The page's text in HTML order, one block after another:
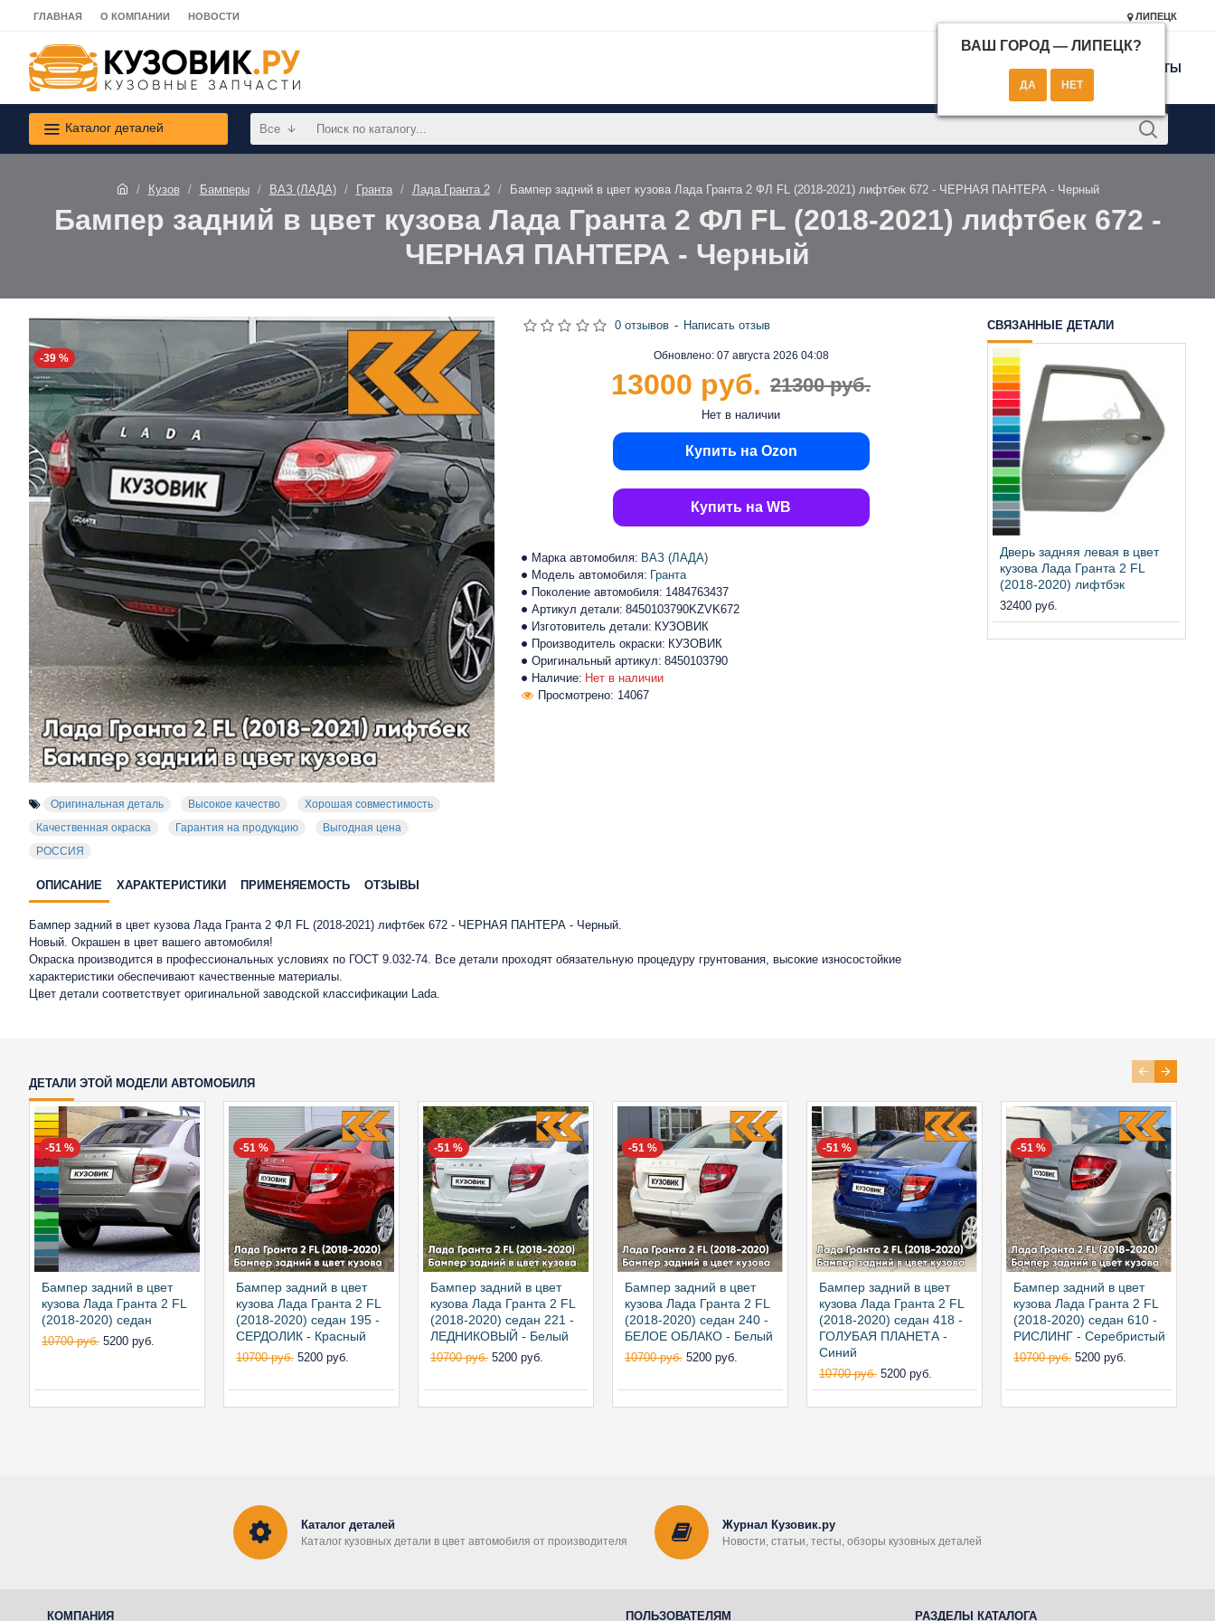
ГЛАВНАЯ О КОМПАНИИ НОВОСТИ ЛИПЕЦК
ВАШ ГОРОД — ЛИПЕЦК?
КОНТАКТЫ
Каталог деталей Все
Кузов Бамперы ВАЗ (ЛАДА) Гранта Лада Гранта 2 Бампер задний в цвет кузова Лада Гранта 2 ФЛ FL (2018-2021) лифтбек 672 - ЧЕРНАЯ ПАНТЕРА - Черный
Бампер задний в цвет кузова Лада Гранта 2 ФЛ FL (2018-2021) лифтбек 672 -
ЧЕРНАЯ ПАНТЕРА - Черный
-39 %
Оригинальная деталь Высокое качество
Хорошая совместимость
Качественная окраска
Гарантия на продукцию
Выгодная цена
РОССИЯ
Наличие: Нет в наличии
Марка автомобиля: ВАЗ (ЛАДА)
Модель автомобиля: Гранта
Поколение автомобиля: 1484763437
Артикул детали: 8450103790KZVK672
Изготовитель детали: КУЗОВИК
Производитель окраски: КУЗОВИК
Оригинальный артикул: 8450103790
Просмотрено: 14067
Обновлено: 07 августа 2026 04:08
Нет в наличии
0 отзывов - Написать отзыв
21300 руб.
13000 руб.
Купить на Ozon
Купить на WB
ОПИСАНИЕ ХАРАКТЕРИСТИКИ ПРИМЕНЯЕМОСТЬ ОТЗЫВЫ
Бампер задний в цвет кузова Лада Гранта 2 ФЛ FL (2018-2021) лифтбек 672 - ЧЕРНАЯ ПАНТЕРА - Черный.
Новый. Окрашен в цвет вашего автомобиля!
Окраска производится в профессиональных условиях по ГОСТ 9.032-74. Все детали проходят обязательную процедуру грунтования, высокие износостойкие
характеристики обеспечивают качественные материалы.
Цвет детали соответствует оригинальной заводской классификации Lada.
СВЯЗАННЫЕ ДЕТАЛИ
Дверь задняя левая в цвет
кузова Лада Гранта 2 FL
(2018-2020) лифтбэк
32400 руб.
ДЕТАЛИ ЭТОЙ МОДЕЛИ АВТОМОБИЛЯ
-51 %
Бампер задний в цвет
кузова Лада Гранта 2 FL
(2018-2020) седан
10700 руб. 5200 руб.
-51 %
Бампер задний в цвет
кузова Лада Гранта 2 FL
(2018-2020) седан 195 -
СЕРДОЛИК - Красный
10700 руб. 5200 руб.
-51 %
Бампер задний в цвет
кузова Лада Гранта 2 FL
(2018-2020) седан 221 -
ЛЕДНИКОВЫЙ - Белый
10700 руб. 5200 руб.
-51 %
Бампер задний в цвет
кузова Лада Гранта 2 FL
(2018-2020) седан 240 -
БЕЛОЕ ОБЛАКО - Белый
10700 руб. 5200 руб.
-51 %
Бампер задний в цвет
кузова Лада Гранта 2 FL
(2018-2020) седан 418 -
ГОЛУБАЯ ПЛАНЕТА -
Синий
10700 руб. 5200 руб.
-51 %
Бампер задний в цвет
кузова Лада Гранта 2 FL
(2018-2020) седан 610 -
РИСЛИНГ - Серебристый
10700 руб. 5200 руб.
Каталог деталей
Каталог кузовных детали в цвет автомобиля от производителя
Журнал Кузовик.ру
Новости, статьи, тесты, обзоры кузовных деталей
КОМПАНИЯ ПОЛЬЗОВАТЕЛЯМ РАЗДЕЛЫ КАТАЛОГА